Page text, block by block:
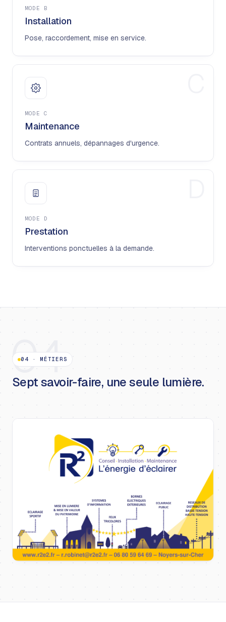
MODE B
Installation
Pose, raccordement, mise en service.
MODE C
Maintenance
Contrats annuels, dépannages d'urgence.
MODE D
Prestation
Interventions ponctuelles à la demande.
04
04 ·MÉTIERS
Sept savoir-faire, une seule lumière.